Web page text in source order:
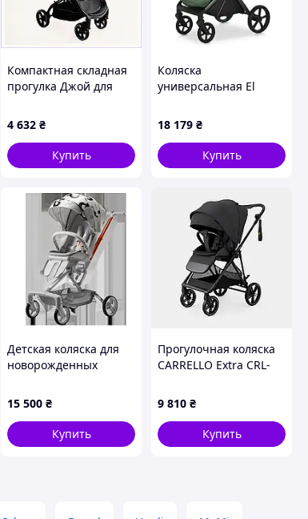
Компактная складная
прогулка Джой для
89HHB50622
4 632 ₴
Купить
Коляска
универсальная El
1221 Green
18 179 ₴
Купить
Детская коляска для
новорожденных
15 500 ₴
Купить
Прогулочная коляска
CARRELLO Extra CRL-
9 810 ₴
Купить